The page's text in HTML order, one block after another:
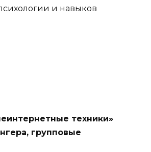
и навыков
техники»
групповые